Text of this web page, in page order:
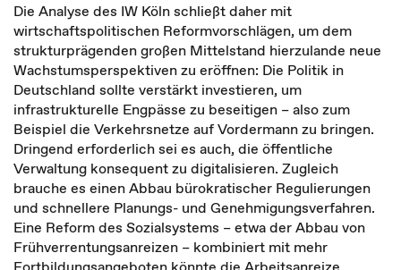
Die Analyse des IW Köln schließt daher mit
wirtschaftspolitischen Reformvorschlägen, um dem
strukturprägenden großen Mittelstand hierzulande neue
Wachstumsperspektiven zu eröffnen: Die Politik in
Deutschland sollte verstärkt investieren, um
infrastrukturelle Engpässe zu beseitigen – also zum
Beispiel die Verkehrsnetze auf Vordermann zu bringen.
Dringend erforderlich sei es auch, die öffentliche
Verwaltung konsequent zu digitalisieren. Zugleich
brauche es einen Abbau bürokratischer Regulierungen
und schnellere Planungs- und Genehmigungsverfahren.
Eine Reform des Sozialsystems – etwa der Abbau von
Frühverrentungsanreizen – kombiniert mit mehr